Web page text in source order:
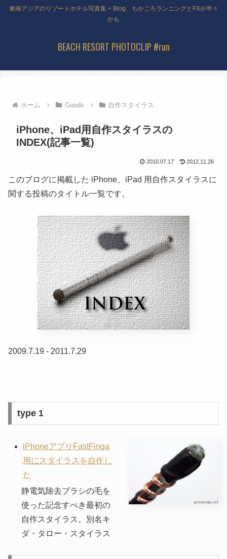
東南アジアのリゾートホテル写真集 + Blog、ちかごろランニングとFXが半々
かも
BEACH RESORT PHOTOCLIP #run
ホーム Goods 自作スタイラス
iPhone、iPad用自作スタイラスの
INDEX(記事一覧)
2010.07.17 2012.11.26
このブログに掲載した iPhone、iPad 用自作スタイラスに
関する投稿のタイトル一覧です。
2009.7.19 - 2011.7.29
type 1
iPhoneアプリFastFinga
用にスタイラスを自作し
た
静電気除去ブラシの毛を
使った記念すべき最初の
自作スタイラス。別名キ
ダ・タロー・スタイラス